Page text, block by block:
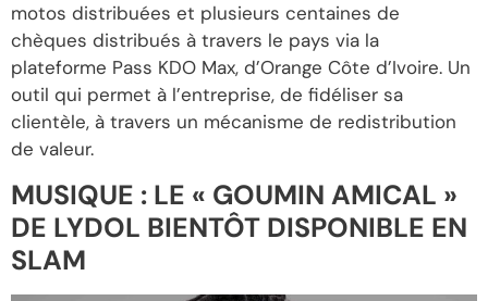
motos distribuées et plusieurs centaines de
chèques distribués à travers le pays via la
plateforme Pass KDO Max, d’Orange Côte d’Ivoire. Un
outil qui permet à l’entreprise, de fidéliser sa
clientèle, à travers un mécanisme de redistribution
de valeur.
MUSIQUE : LE « GOUMIN AMICAL »
DE LYDOL BIENTÔT DISPONIBLE EN
SLAM